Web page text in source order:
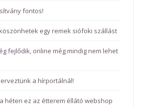
fontos!
egy remek siófoki szállást
fejlődik, online még mindig nem lehet
a hírportálnál!
héten ez az étterem éllátó webshop